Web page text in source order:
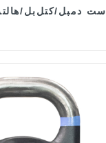
ست دمبل/کتل‌بل/